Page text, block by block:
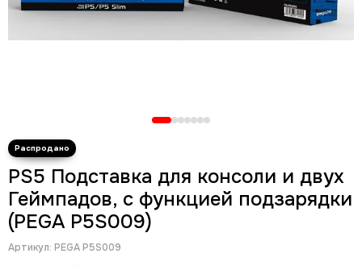
PS5 Подставка для консоли и двух
Геймпадов, с функцией подзарядки
(PEGA P5S009)
Артикул: PEGA P5S009